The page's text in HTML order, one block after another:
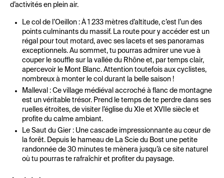
d’activités en plein air.
Le col de l’Oeillon : À 1 233 mètres d’altitude, c’est l’un des
points culminants du massif. La route pour y accéder est un
régal pour tout motard, avec ses lacets et ses panoramas
exceptionnels. Au sommet, tu pourras admirer une vue à
couper le souffle sur la vallée du Rhône et, par temps clair,
apercevoir le Mont Blanc. Attention toutefois aux cyclistes,
nombreux à monter le col durant la belle saison !
Malleval : Ce village médiéval accroché à flanc de montagne
est un véritable trésor. Prend le temps de te perdre dans ses
ruelles étroites, de visiter l’église du XIe et XVIIe siècle et
profite du calme ambiant.
Le Saut du Gier : Une cascade impressionnante au cœur de
la forêt. Depuis le hameau de La Scie du Bost une petite
randonnée de 30 minutes te mènera jusqu’à ce site naturel
où tu pourras te rafraîchir et profiter du paysage.